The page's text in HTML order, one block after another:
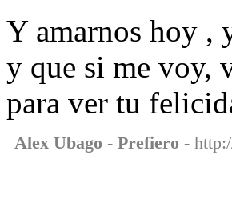
Y amarnos hoy ,
y que si me voy,
para ver tu
Alex Ubago - Prefiero -